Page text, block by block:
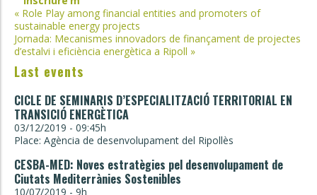
Post
navigation
« Role Play among financial entities and promoters of
sustainable energy projects
Jornada: Mecanismes innovadors de finançament de projectes
d’estalvi i eficiència energètica a Ripoll »
Last events
CICLE DE SEMINARIS D’ESPECIALITZACIÓ TERRITORIAL EN
TRANSICIÓ ENERGÈTICA
03/12/2019 - 09:45h
Place: Agència de desenvolupament del Ripollès
CESBA-MED: Noves estratègies pel desenvolupament de
Ciutats Mediterrànies Sostenibles
10/07/2019 - 9h